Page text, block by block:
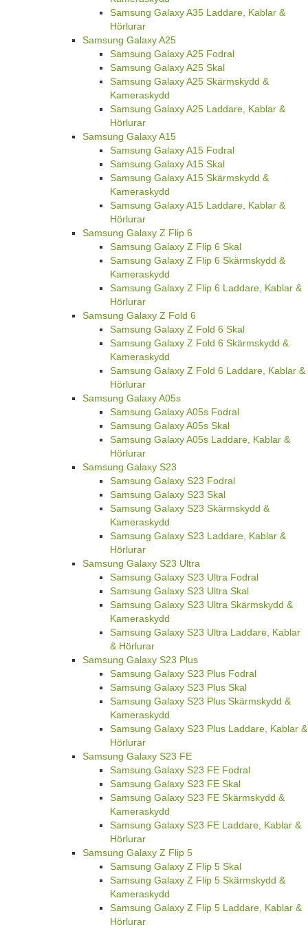
Samsung Galaxy A35 Laddare, Kablar &
Hörlurar
Samsung Galaxy A25
Samsung Galaxy A25 Fodral
Samsung Galaxy A25 Skal
Samsung Galaxy A25 Skärmskydd &
Kameraskydd
Samsung Galaxy A25 Laddare, Kablar &
Hörlurar
Samsung Galaxy A15
Samsung Galaxy A15 Fodral
Samsung Galaxy A15 Skal
Samsung Galaxy A15 Skärmskydd &
Kameraskydd
Samsung Galaxy A15 Laddare, Kablar &
Hörlurar
Samsung Galaxy Z Flip 6
Samsung Galaxy Z Flip 6 Skal
Samsung Galaxy Z Flip 6 Skärmskydd &
Kameraskydd
Samsung Galaxy Z Flip 6 Laddare, Kablar &
Hörlurar
Samsung Galaxy Z Fold 6
Samsung Galaxy Z Fold 6 Skal
Samsung Galaxy Z Fold 6 Skärmskydd &
Kameraskydd
Samsung Galaxy Z Fold 6 Laddare, Kablar &
Hörlurar
Samsung Galaxy A05s
Samsung Galaxy A05s Fodral
Samsung Galaxy A05s Skal
Samsung Galaxy A05s Laddare, Kablar &
Hörlurar
Samsung Galaxy S23
Samsung Galaxy S23 Fodral
Samsung Galaxy S23 Skal
Samsung Galaxy S23 Skärmskydd &
Kameraskydd
Samsung Galaxy S23 Laddare, Kablar &
Hörlurar
Samsung Galaxy S23 Ultra
Samsung Galaxy S23 Ultra Fodral
Samsung Galaxy S23 Ultra Skal
Samsung Galaxy S23 Ultra Skärmskydd &
Kameraskydd
Samsung Galaxy S23 Ultra Laddare, Kablar
& Hörlurar
Samsung Galaxy S23 Plus
Samsung Galaxy S23 Plus Fodral
Samsung Galaxy S23 Plus Skal
Samsung Galaxy S23 Plus Skärmskydd &
Kameraskydd
Samsung Galaxy S23 Plus Laddare, Kablar &
Hörlurar
Samsung Galaxy S23 FE
Samsung Galaxy S23 FE Fodral
Samsung Galaxy S23 FE Skal
Samsung Galaxy S23 FE Skärmskydd &
Kameraskydd
Samsung Galaxy S23 FE Laddare, Kablar &
Hörlurar
Samsung Galaxy Z Flip 5
Samsung Galaxy Z Flip 5 Skal
Samsung Galaxy Z Flip 5 Skärmskydd &
Kameraskydd
Samsung Galaxy Z Flip 5 Laddare, Kablar &
Hörlurar